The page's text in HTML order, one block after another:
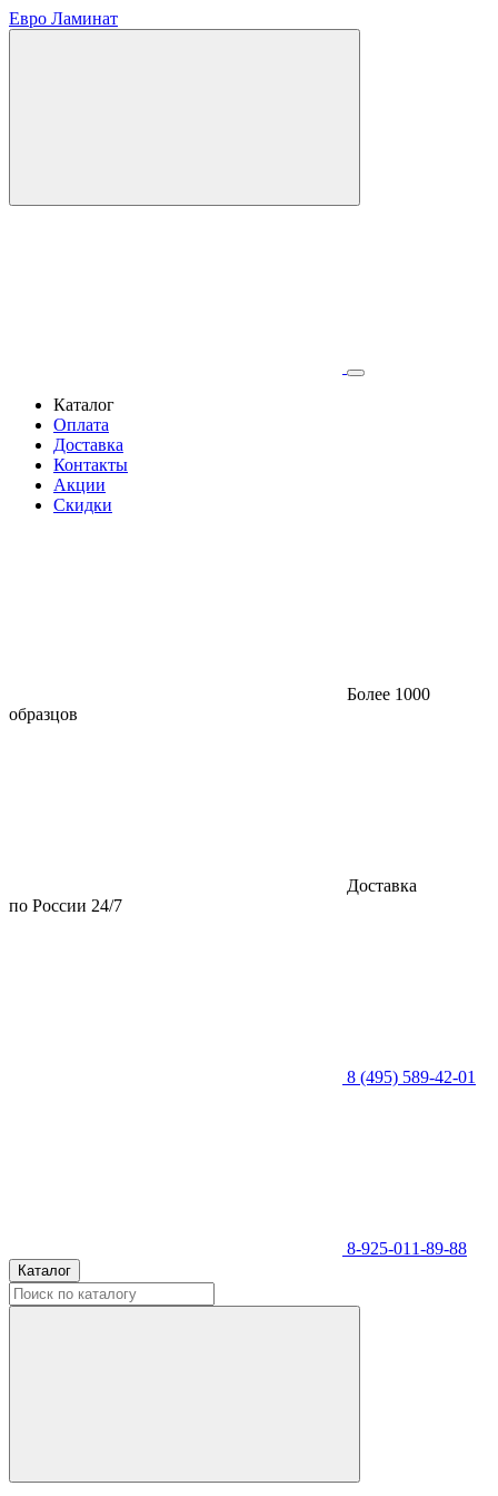
Евро Ламинат
Каталог
Оплата
Доставка
Контакты
Акции
Скидки
Более 1000
образцов
Доставка
по России 24/7
8 (495) 589-42-01
8-925-011-89-88
Каталог